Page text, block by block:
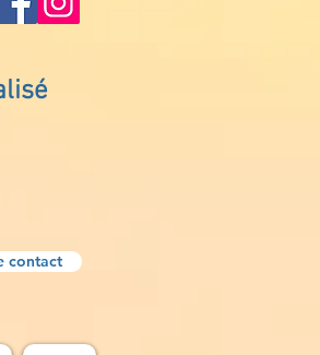
contact